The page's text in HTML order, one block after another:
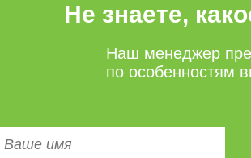
Не знаете,
Наш менеджер
по особенностям